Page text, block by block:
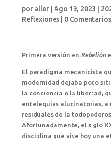
por aller| Ago 19, 2023
Reflexiones| 0 Comentarios
Primera versión en Rebelión
El paradigma mecanicista
modernidad dejaba poco
la conciencia o la libertad,
entelequias alucinatorias, a
residuales de la
Afortunadamente, el siglo
disciplina que vive hoy una